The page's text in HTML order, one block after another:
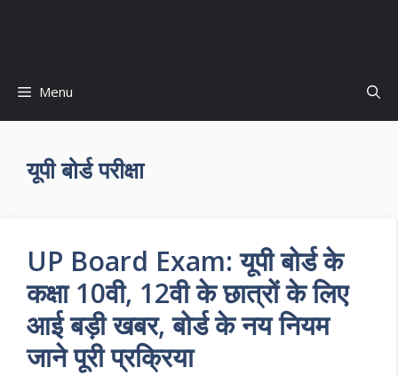
Menu
यूपी बोर्ड परीक्षा
UP Board Exam: यूपी बोर्ड के
कक्षा 10वी, 12वी के छात्रों के लिए
आई बड़ी खबर, बोर्ड के नय नियम
जाने पूरी प्रक्रिया